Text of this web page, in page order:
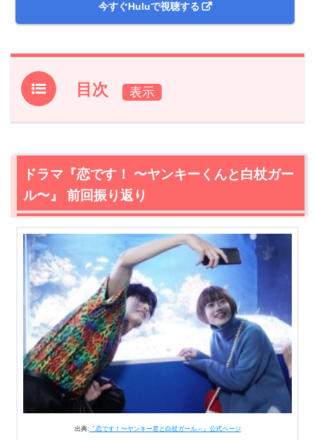
今すぐHuluで視聴する
目次
1.ドラマ『恋です！ 〜ヤンキーくんと白杖ガール〜』 前回
【ネタバレあり】ドラマ『恋です！〜ヤンキー君と白杖
ガール～』第6話あらすじ・感想
2.1 マラソンの練習
転倒事故の理由
2.4空と森生の喧嘩
2.5 これじゃダメだ
2.6空と森生の勝負
置きチャリの犯人
2.8大好きなことを邪魔しないで
2.9ユキコのヤキモチ
3. ドラマ『恋です！ ～ヤンキーくんと白杖ガール～』 第6
話 感想＆まとめ
ドラマ『恋です！ 〜ヤンキーくんと白杖ガー
ル〜』 前回振り返り
出典: 『恋です！〜ヤンキー君と白杖ガール～』公式ページ